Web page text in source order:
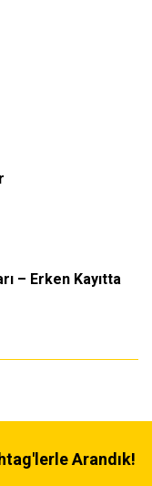
– Erken Kayıtta
Arandık!